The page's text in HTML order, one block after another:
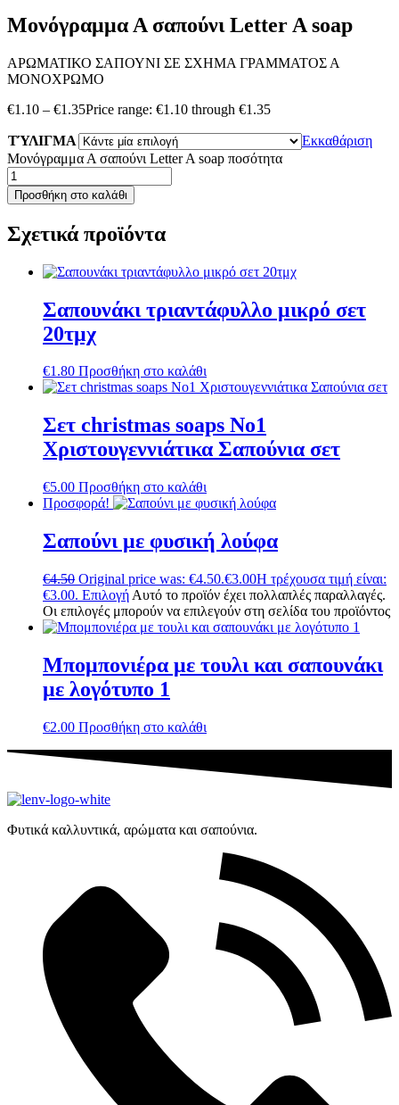
Μονόγραμμα Α σαπούνι Letter A soap
ΑΡΩΜΑΤΙΚΟ ΣΑΠΟΥΝΙ ΣΕ ΣΧΗΜΑ ΓΡΑΜΜΑΤΟΣ Α
ΜΟΝΟΧΡΩΜΟ
€1.10 – €1.35Price range: €1.10 through €1.35
ΤΎΛΙΓΜΑ
Εκκαθάριση
Μονόγραμμα Α σαπούνι Letter A soap ποσότητα
Προσθήκη στο καλάθι
Σχετικά προϊόντα
Σαπουνάκι τριαντάφυλλο μικρό σετ
20τμχ
€1.80 Προσθήκη στο καλάθι
Σετ christmas soaps No1
Χριστουγεννιάτικα Σαπούνια σετ
€5.00 Προσθήκη στο καλάθι
Προσφορά!
Σαπούνι με φυσική λούφα
€4.50 Original price was: €4.50.€3.00Η τρέχουσα τιμή είναι:
€3.00. Επιλογή Αυτό το προϊόν έχει πολλαπλές παραλλαγές.
Οι επιλογές μπορούν να επιλεγούν στη σελίδα του προϊόντος
Μπομπονιέρα με τουλι και σαπουνάκι
με λογότυπο 1
€2.00 Προσθήκη στο καλάθι
Φυτικά καλλυντικά, αρώματα και σαπούνια.